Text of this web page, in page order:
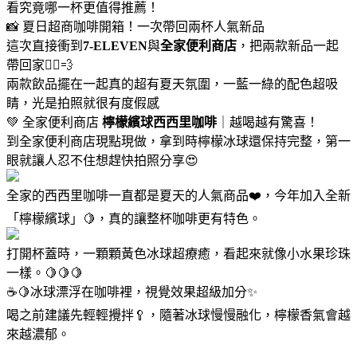
看究竟哪一杯更值得推薦！
📸 夏日超商咖啡開箱！一次帶回兩杯人氣新品
這次直接衝到 7-ELEVEN與全家便利商店 ，把兩款新品一起
帶回家🏃‍♀️💨
兩款飲品擺在一起真的超有夏天氛圍，一藍一綠的配色超吸
睛，光是拍照就很有度假感
💚 全家便利商店 檸檬繽球西西里咖啡 ｜越喝越有驚喜！
到全家便利商店現點現做，拿到時檸檬冰球還保持完整，第一
眼就讓人忍不住想趕快拍照分享😍
全家的西西里咖啡一直都是夏天的人氣商品❤️，今年加入全新
「檸檬繽球」🍋，真的讓整杯咖啡更有特色。
打開杯蓋時，一顆顆黃色冰球超療癒，看起來就像小水果珍珠
一樣。🍋🍋🍋
☕🍋冰球漂浮在咖啡裡，視覺效果超級加分✨
喝之前建議先輕輕攪拌🥄，隨著冰球慢慢融化，檸檬香氣會越
來越濃郁。